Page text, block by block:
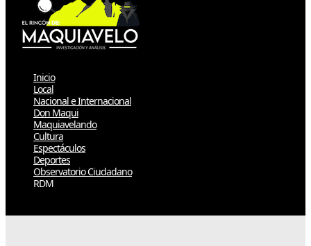
Inicio
Local
Nacional e Internacional
Don Maqui
Maquiavelando
Cultura
Espectáculos
Deportes
Observatorio Ciudadano
RDM